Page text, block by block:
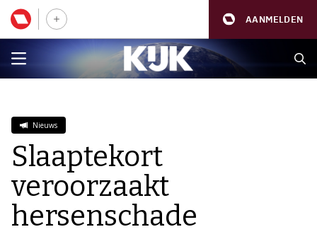
AANMELDEN
Nieuws
Slaaptekort
veroorzaakt
hersenschade